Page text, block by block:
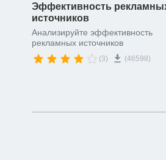
Эффективность
источников
Анализируйте эффективность
рекламных источников
(3) (46598)